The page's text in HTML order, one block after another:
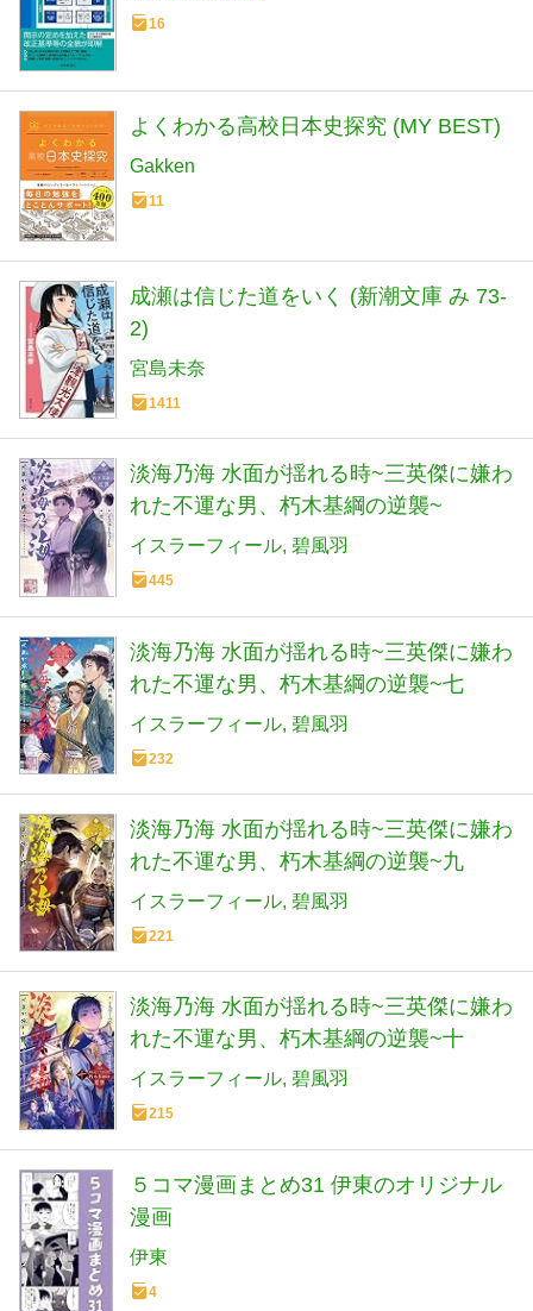
16
よくわかる高校日本史探究 (MY BEST)
Gakken
11
成瀬は信じた道をいく (新潮文庫 み 73-
2)
宮島未奈
1411
淡海乃海 水面が揺れる時~三英傑に嫌わ
れた不運な男、朽木基綱の逆襲~
イスラーフィール 碧風羽
445
淡海乃海 水面が揺れる時~三英傑に嫌わ
れた不運な男、朽木基綱の逆襲~七
イスラーフィール 碧風羽
232
淡海乃海 水面が揺れる時~三英傑に嫌わ
れた不運な男、朽木基綱の逆襲~九
イスラーフィール 碧風羽
221
淡海乃海 水面が揺れる時~三英傑に嫌わ
れた不運な男、朽木基綱の逆襲~十
イスラーフィール 碧風羽
215
５コマ漫画まとめ31 伊東のオリジナル
漫画
伊東
4